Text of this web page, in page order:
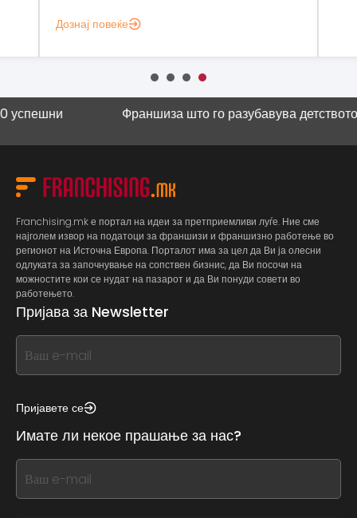
Дознај повеќе
Франшиза што го разубавува детствотоНаучна
Franchising.mk е портал на идеи за претприемливи луѓе. Ние сме
најголем извор на податоци за франшизи и франшизно работење во
регионот на Источна Европа. Порталот има за цел да Ви ја олесни
одлуката за започнување на сопствен бизнис, да Ви посочи на
можностите кои се нудат на пазарот и да Ви понуди совети во
работењето.
Пријава за Newsletter
If
you
this,
this
form
field
blank
Пријавете се
Имате ли некое прашање за нас?
If
you